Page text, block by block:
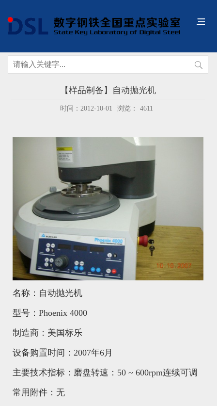
【样品制备】自动抛光机
时间：2012-10-01 浏览： 4611
名称：自动抛光机
型号：Phoenix 4000
制造商：美国标乐
设备购置时间：2007年6月
主要技术指标：磨盘转速：50 ~ 600rpm连续可调
常用附件：无